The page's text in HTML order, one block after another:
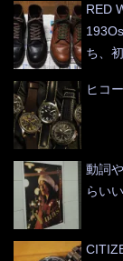
RED
ち、
ヒコ
動詞
らい